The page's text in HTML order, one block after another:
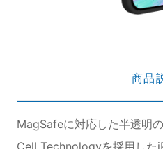
商品
MagSafeに対応した半透明